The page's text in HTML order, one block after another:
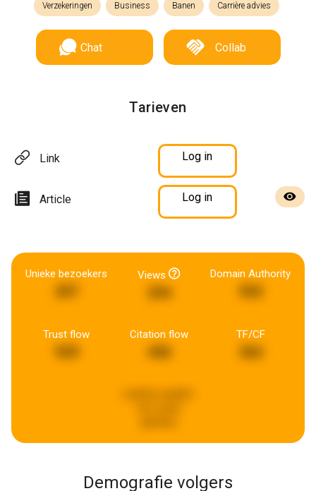
Verzekeringen Business Banen Carrière advies
Chat Collab
Tarieven
Link Log in
Article Log in
Unieke bezoekers Views Domain Authority
Trust flow Citation flow TF/CF
362
Demografie volgers